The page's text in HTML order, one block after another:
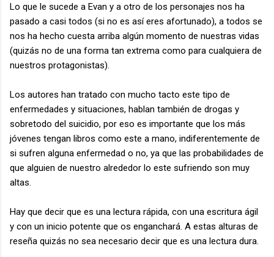
Lo que le sucede a Evan y a otro de los personajes nos ha
pasado a casi todos (si no es así eres afortunado), a todos se
nos ha hecho cuesta arriba algún momento de nuestras vidas
(quizás no de una forma tan extrema como para cualquiera de
nuestros protagonistas).
Los autores han tratado con mucho tacto este tipo de
enfermedades y situaciones, hablan también de drogas y
sobretodo del suicidio, por eso es importante que los más
jóvenes tengan libros como este a mano, indiferentemente de
si sufren alguna enfermedad o no, ya que las probabilidades de
que alguien de nuestro alrededor lo este sufriendo son muy
altas.
Hay que decir que es una lectura rápida, con una escritura ágil
y con un inicio potente que os enganchará. A estas alturas de
reseña quizás no sea necesario decir que es una lectura dura.